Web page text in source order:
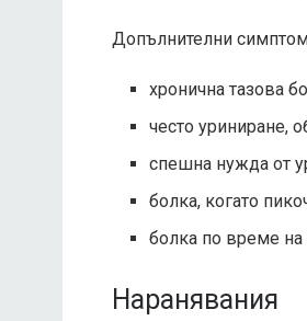
Допълнителни
хронична тазова
често уриниране,
спешна нужда от
болка, когато
болка по време на
Наранявания